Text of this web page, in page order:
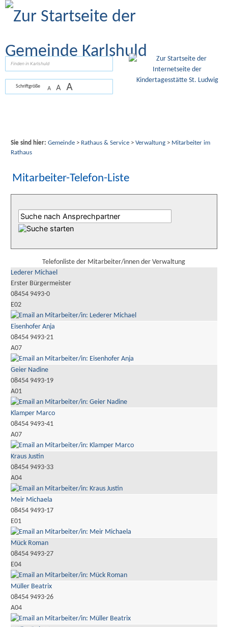
Zum Inhalt
Schriftgröße A A A
Sie sind hier: Gemeinde> Rathaus & Service> Verwaltung> Mitarbeiter im
Rathaus
Mitarbeiter-Telefon-Liste
Telefonliste der Mitarbeiter/innen der Verwaltung
Lederer Michael
Erster Bürgermeister
08454 9493-0
E02
Eisenhofer Anja
08454 9493-21
A07
Geier Nadine
08454 9493-19
A01
Klamper Marco
08454 9493-41
A07
Kraus Justin
08454 9493-33
A04
Meir Michaela
08454 9493-17
E01
Mück Roman
08454 9493-27
E04
Müller Beatrix
08454 9493-26
A04